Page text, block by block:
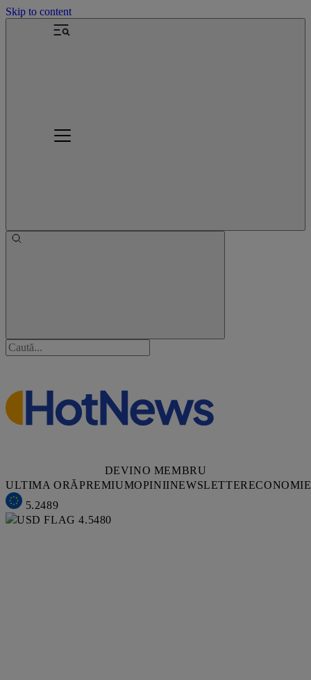
Skip to content
DEVINO MEMBRU
ULTIMA ORĂPREMIUMOPINIINEWSLETTERECONOMIE
5.2489
4.5480